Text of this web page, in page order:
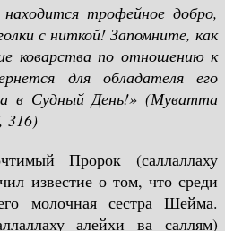
трофейное добро,
с ниткой! Запомните, как
коварства по отношению к
для обладателя его
в Судный День!» (Муватта
, 316)
Пророк (саллаллаху
известие о том, что среди
молочная сестра Шейма.
алейхи ва саллям)